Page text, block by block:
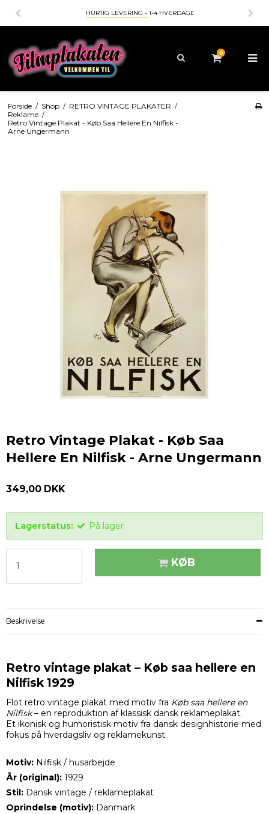
BETALING MED- KORT - MOBILEPAY -
0
Forside / Shop / RETRO VINTAGE PLAKATER /
Reklame /
Retro Vintage Plakat - Køb Saa Hellere En Nilfisk -
Arne Ungermann
Retro Vintage Plakat - Køb Saa
Hellere En Nilfisk - Arne Ungermann
349,00 DKK
Lagerstatus: På lager
KØB
Beskrivelse
Retro vintage plakat – Køb saa hellere en
Nilfisk 1929
Flot retro vintage plakat med motiv fra Køb saa hellere en
Nilfisk– en reproduktion af klassisk dansk reklameplakat.
Et ikonisk og humoristisk motiv fra dansk designhistorie med
fokus på hverdagsliv og reklamekunst.
Motiv: Nilfisk / husarbejde
År (original): 1929
Stil: Dansk vintage / reklameplakat
Oprindelse (motiv): Danmark